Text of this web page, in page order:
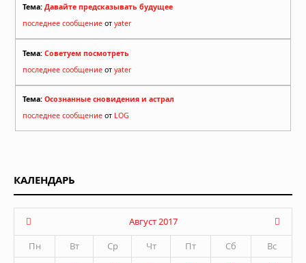
Тема: Давайте предсказывать будущее
последнее сообщение от yater
Тема: Советуем посмотреть
последнее сообщение от yater
Тема: Осознанные сновидения и астрал
последнее сообщение от LOG
КАЛЕНДАРЬ
Август 2017
Пн
Вт Ср Чт Пт Сб Вс